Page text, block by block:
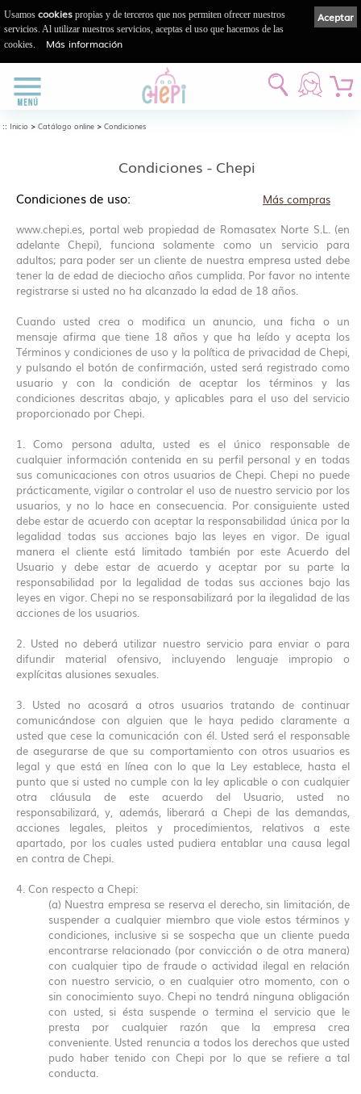
:: Inicio > Catálogo online > Condiciones
Condiciones - Chepi
Más compras
Condiciones de uso:
www.chepi.es, portal web propiedad de Romasatex Norte S.L. (en
adelante Chepi), funciona solamente como un servicio para
adultos; para poder ser un cliente de nuestra empresa usted debe
tener la de edad de dieciocho años cumplida. Por favor no intente
registrarse si usted no ha alcanzado la edad de 18 años.
Cuando usted crea o modifica un anuncio, una ficha o un
mensaje afirma que tiene 18 años y que ha leído y acepta los
Términos y condiciones de uso y la política de privacidad de Chepi,
y pulsando el botón de confirmación, usted será registrado como
usuario y con la condición de aceptar los términos y las
condiciones descritas abajo, y aplicables para el uso del servicio
proporcionado por Chepi.
1. Como persona adulta, usted es el único responsable de
cualquier información contenida en su perfil personal y en todas
sus comunicaciones con otros usuarios de Chepi. Chepi no puede
prácticamente, vigilar o controlar el uso de nuestro servicio por los
usuarios, y no lo hace en consecuencia. Por consiguiente usted
debe estar de acuerdo con aceptar la responsabilidad única por la
legalidad todas sus acciones bajo las leyes en vigor. De igual
manera el cliente está limitado también por este Acuerdo del
Usuario y debe estar de acuerdo y aceptar por su parte la
responsabilidad por la legalidad de todas sus acciones bajo las
leyes en vigor. Chepi no se responsabilizará por la ilegalidad de las
acciones de los usuarios.
2. Usted no deberá utilizar nuestro servicio para enviar o para
difundir material ofensivo, incluyendo lenguaje impropio o
explícitas alusiones sexuales.
3. Usted no acosará a otros usuarios tratando de continuar
comunicándose con alguien que le haya pedido claramente a
usted que cese la comunicación con él. Usted será el responsable
de asegurarse de que su comportamiento con otros usuarios es
legal y que está en línea con lo que la Ley establece, hasta el
punto que si usted no cumple con la ley aplicable o con cualquier
otra cláusula de este acuerdo del Usuario, usted no
responsabilizará, y, además, liberará a Chepi de las demandas,
acciones legales, pleitos y procedimientos, relativos a este
apartado, por los cuales usted pudiera entablar una causa legal
en contra de Chepi.
4. Con respecto a Chepi:
(a) Nuestra empresa se reserva el derecho, sin limitación, de
suspender a cualquier miembro que viole estos términos y
condiciones, inclusive si se sospecha que un cliente pueda
encontrarse relacionado (por convicción o de otra manera)
con cualquier tipo de fraude o actividad ilegal en relación
con nuestro servicio, o en cualquier otro momento, con o
sin conocimiento suyo. Chepi no tendrá ninguna obligación
con usted, si ésta suspende o termina el servicio que le
presta por cualquier razón que la empresa crea
conveniente. Usted renuncia a todos los derechos que usted
pudo haber tenido con Chepi por lo que se refiere a tal
conducta.
Aceptar
Usamos cookies propias y de terceros que nos permiten ofrecer nuestros
servicios. Al utilizar nuestros servicios, aceptas el uso que hacemos de las
cookies.
Más información